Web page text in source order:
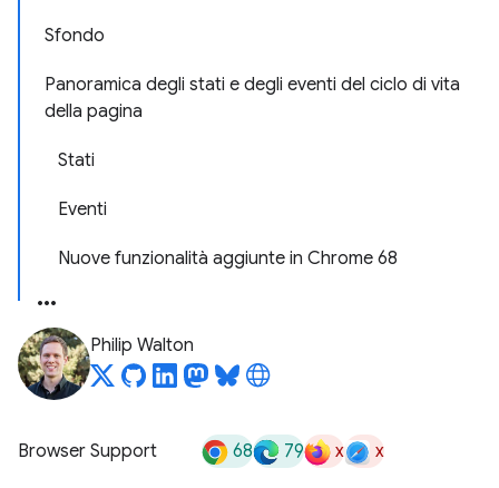
Sfondo
Panoramica degli stati e degli eventi del ciclo di vita
della pagina
Stati
Eventi
Nuove funzionalità aggiunte in Chrome 68
Philip Walton
Browser Support 68 79 x x